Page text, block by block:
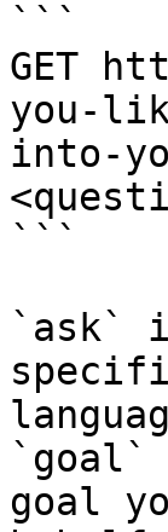
```
GET
you-
into-
```
`ask`
`goal`
goal